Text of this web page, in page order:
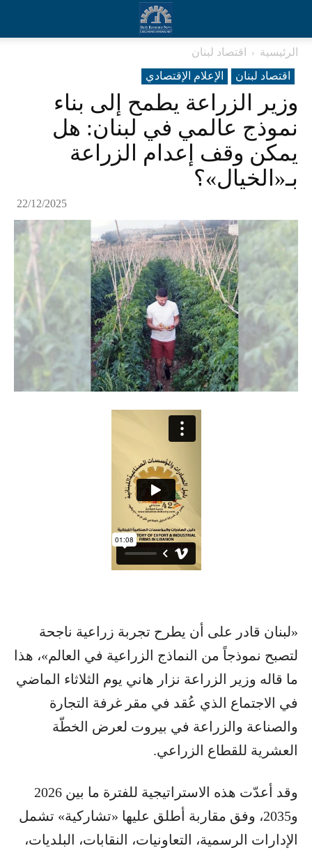
الرئيسية
اقتصاد لبنان
اقتصاد لبنان
الإعلام الإقتصادي
وزير الزراعة يطمح إلى بناء
نموذج عالمي في لبنان: هل
يمكن وقف إعدام الزراعة
بـ«الخيال»؟
22/12/2025
«لبنان قادر على أن يطرح تجربة زراعية ناجحة
لتصبح نموذجاً من النماذج الزراعية في العالم»، هذا
ما قاله وزير الزراعة نزار هاني يوم الثلاثاء الماضي
في الاجتماع الذي عُقد في مقر غرفة التجارة
والصناعة والزراعة في بيروت لعرض الخطّة
العشرية للقطاع الزراعي.
وقد أعدّت هذه الاستراتيجية للفترة ما بين 2026
و2035، وفق مقاربة أطلق عليها «تشاركية» تشمل
الإدارات الرسمية، التعاونيات، النقابات، البلديات،